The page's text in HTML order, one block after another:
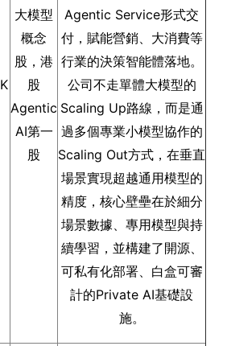
大模型
概念
股，港
股
Agentic
AI第一
股
Agentic Service形式交
付，賦能營銷、大消費等
行業的決策智能體落地。
公司不走單體大模型的
Scaling Up路線，而是通
過多個專業小模型協作的
Scaling Out方式，在垂直
場景實現超越通用模型的
精度，核心壁壘在於細分
場景數據、專用模型與持
續學習，並構建了開源、
可私有化部署、白盒可審
計的Private AI基礎設
施。